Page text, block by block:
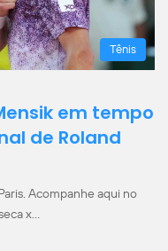
Tênis
em tempo
de Roland
Acompanhe aqui no
x…